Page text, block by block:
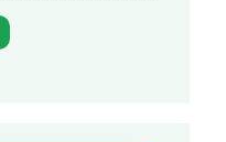
運用代行